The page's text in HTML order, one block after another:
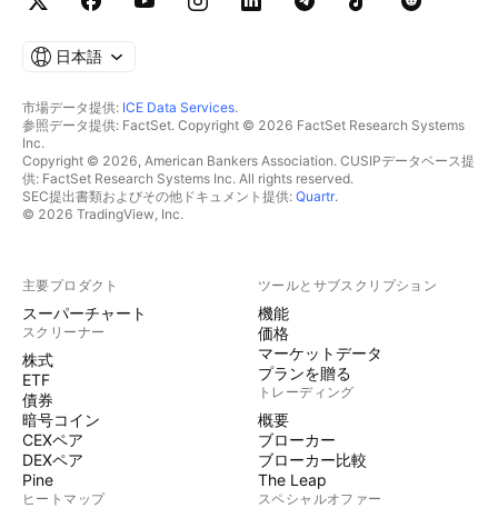
日本語
市場データ提供: ICE Data Services.
参照データ提供: FactSet. Copyright © 2026 FactSet Research Systems
Inc.
Copyright © 2026, American Bankers Association. CUSIPデータベース提
供: FactSet Research Systems Inc. All rights reserved.
SEC提出書類およびその他ドキュメント提供: Quartr.
© 2026 TradingView, Inc.
主要プロダクト
スーパーチャート
スクリーナー
株式
ETF
債券
暗号コイン
CEXペア
DEXペア
Pine
ヒートマップ
ツールとサブスクリプション
機能
価格
マーケットデータ
プランを贈る
トレーディング
概要
ブローカー
ブローカー比較
The Leap
スペシャルオファー